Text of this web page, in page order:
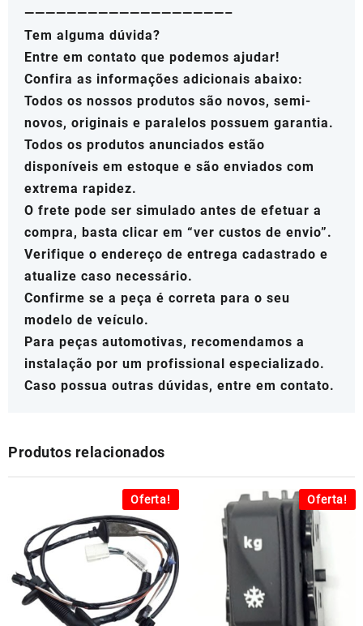
———————————————————–
Tem alguma dúvida?
Entre em contato que podemos ajudar!
Confira as informações adicionais abaixo:
Todos os nossos produtos são novos, semi-
novos, originais e paralelos possuem garantia.
Todos os produtos anunciados estão
disponíveis em estoque e são enviados com
extrema rapidez.
O frete pode ser simulado antes de efetuar a
compra, basta clicar em “ver custos de envio”.
Verifique o endereço de entrega cadastrado e
atualize caso necessário.
Confirme se a peça é correta para o seu
modelo de veículo.
Para peças automotivas, recomendamos a
instalação por um profissional especializado.
Caso possua outras dúvidas, entre em contato.
Produtos relacionados
Oferta! Oferta!